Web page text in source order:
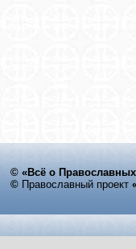
© «Всё о
© Православный проект